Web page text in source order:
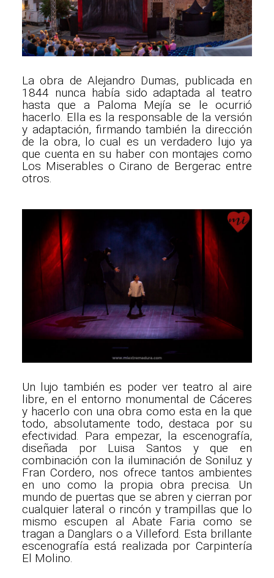
La obra de Alejandro Dumas, publicada en
1844 nunca había sido adaptada al teatro
hasta que a Paloma Mejía se le ocurrió
hacerlo. Ella es la responsable de la versión
y adaptación, firmando también la dirección
de la obra, lo cual es un verdadero lujo ya
que cuenta en su haber con montajes como
Los Miserables o Cirano de Bergerac entre
otros.
Un lujo también es poder ver teatro al aire
libre, en el entorno monumental de Cáceres
y hacerlo con una obra como esta en la que
todo, absolutamente todo, destaca por su
efectividad. Para empezar, la escenografía,
diseñada por Luisa Santos y que en
combinación con la iluminación de Soniluz y
Fran Cordero, nos ofrece tantos ambientes
en uno como la propia obra precisa. Un
mundo de puertas que se abren y cierran por
cualquier lateral o rincón y trampillas que lo
mismo escupen al Abate Faria como se
tragan a Danglars o a Villeford. Esta brillante
escenografía está realizada por Carpintería
El Molino.